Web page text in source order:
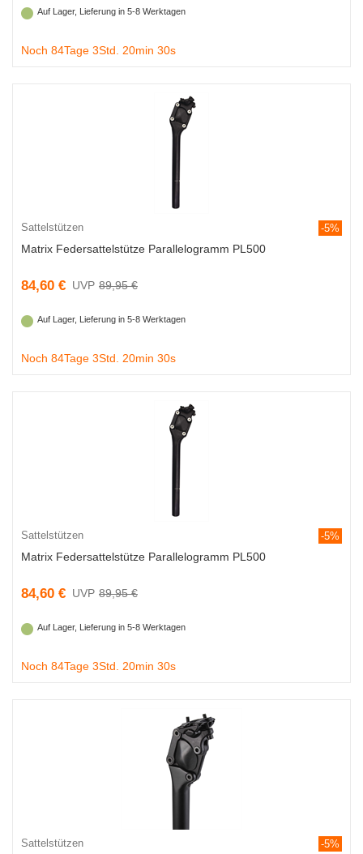
Auf Lager, Lieferung in 5-8 Werktagen
Noch 84Tage 3Std. 20min 29s
Sattelstützen -5%
Matrix Federsattelstütze Parallelogramm PL500
84,60 € 89,95 €
Auf Lager, Lieferung in 5-8 Werktagen
Noch 84Tage 3Std. 20min 29s
Sattelstützen -5%
Matrix Federsattelstütze Parallelogramm PL500
84,60 € 89,95 €
Auf Lager, Lieferung in 5-8 Werktagen
Noch 84Tage 3Std. 20min 29s
Sattelstützen -5%